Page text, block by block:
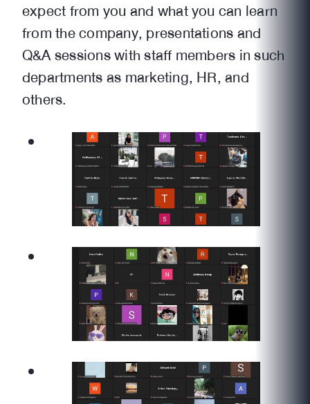
expect from you and what you can learn
from the company, presentations and
Q&A sessions with staff members in such
departments as marketing, HR, and
others.